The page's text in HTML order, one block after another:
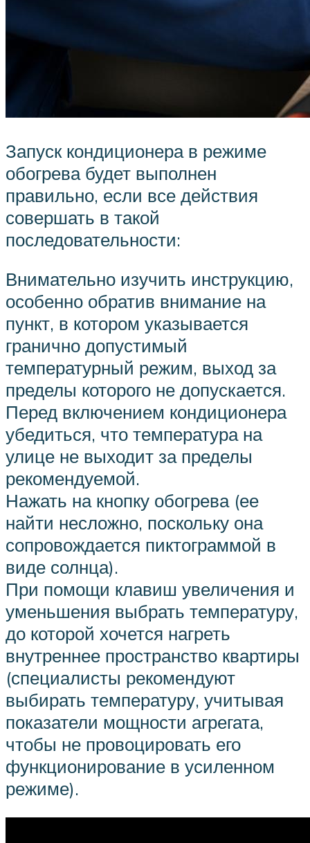
Запуск кондиционера в режиме
обогрева будет выполнен
правильно, если все действия
совершать в такой
последовательности:
Внимательно изучить инструкцию,
особенно обратив внимание на
пункт, в котором указывается
гранично допустимый
температурный режим, выход за
пределы которого не допускается.
Перед включением кондиционера
убедиться, что температура на
улице не выходит за пределы
рекомендуемой.
Нажать на кнопку обогрева (ее
найти несложно, поскольку она
сопровождается пиктограммой в
виде солнца).
При помощи клавиш увеличения и
уменьшения выбрать температуру,
до которой хочется нагреть
внутреннее пространство квартиры
(специалисты рекомендуют
выбирать температуру, учитывая
показатели мощности агрегата,
чтобы не провоцировать его
функционирование в усиленном
режиме).